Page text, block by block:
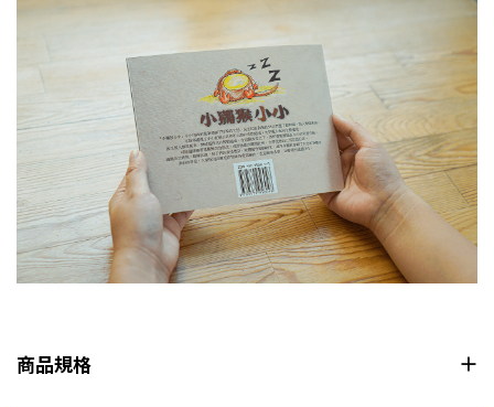
商品規格